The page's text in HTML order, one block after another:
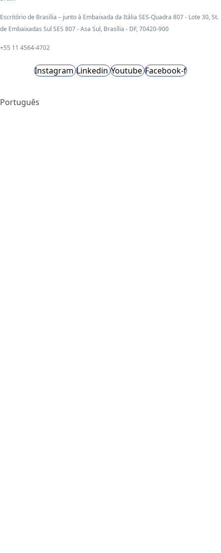
Escritório de Brasília – junto à Embaixada da Itália SES-Quadra 807 - Lote 30, St.
de Embaixadas Sul SES 807 - Asa Sul, Brasília - DF, 70420-900
+55 11 4564-4702
Instagram Linkedin Youtube Facebook-f
Português